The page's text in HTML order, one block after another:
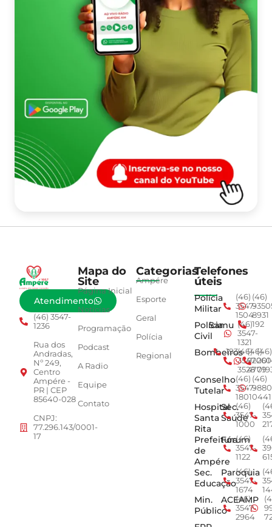
Atendimento
(46) 3547-
1236
Rua dos
Andradas,
Nº 249,
Centro
Ampére -
PR | CEP
85640-028
CNPJ:
77.296.143/0001-
17
Mapa do
Site
Página Inicial
Notícias
Programação
Podcast
A Radio
Equipe
Contato
Categorias
Ampére
Esporte
Geral
Polícia
Regional
Telefones
úteis
Polícia
Militar
(46)
3547-
1504
(46)
8931
Polícia
Civil
Samu (46)
3547-
1321
192
Bombeiros
193(46)
3547-
3528
(46)
4779
(46)
Conselho
Tutelar
(46)
3547-
1801
(46)
0441
Hospital
Santa
Rita
Sec.
Saúde
(46)
3547-
1000
Prefeitura
de
Ampére
Fórum
(46)
3547-
1122
Sec.
Educação
Paroquia
(46)
3547-
1674
Min.
Público
ACEAMP
(46)
3547-
2964